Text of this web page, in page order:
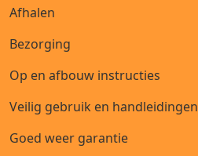
Afhalen
Bezorging
Op en afbouw instructies
Veilig gebruik en handleidingen
Goed weer garantie